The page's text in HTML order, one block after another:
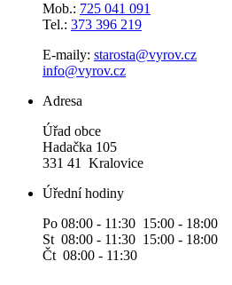
Mob.: 725 041 091
Tel.: 373 396 219
E-maily: starosta@vyrov.cz
info@vyrov.cz
Adresa
Úřad obce
Hadačka 105
331 41 Kralovice
Úřední hodiny
Po 08:00 - 11:30 15:00 - 18:00
St 08:00 - 11:30 15:00 - 18:00
Čt 08:00 - 11:30